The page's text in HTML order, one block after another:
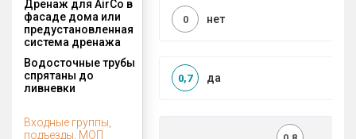
Дренаж для AirCo в
фасаде дома или
предустановленная
система дренажа
нет
0
Водосточные трубы
спрятаны до
ливневки
да
0,7
Входные группы,
подъезды, МОП